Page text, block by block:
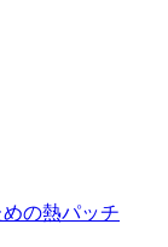
の熱パッチ